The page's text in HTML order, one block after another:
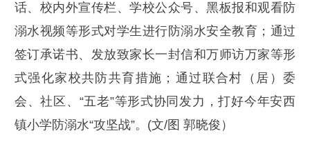
话、校内外宣传栏、学校公众号、黑板报和观看防
溺水视频等形式对学生进行防溺水安全教育；通过
签订承诺书、发放致家长一封信和万师访万家等形
式强化家校共防共育措施；通过联合村（居）委
会、社区、“五老”等形式协同发力，打好今年安西
镇小学防溺水“攻坚战”。(文/图 郭晓俊）